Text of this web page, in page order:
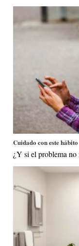
Cuidado con este hábito
¿Y si el problema